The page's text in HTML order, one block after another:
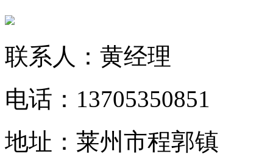
联系人：黄经理
电话：13705350851
地址：莱州市程郭镇